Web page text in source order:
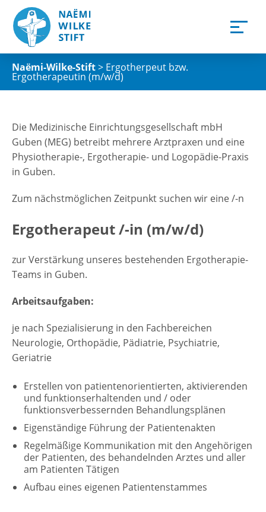
Naëmi-Wilke-Stift> Ergotherpeut bzw.
Ergotherapeutin (m/w/d)
Die Medizinische Einrichtungsgesellschaft mbH
Guben (MEG) betreibt mehrere Arztpraxen und eine
Physiotherapie-, Ergotherapie- und Logopädie-Praxis
in Guben.
Zum nächstmöglichen Zeitpunkt suchen wir eine /-n
Ergotherapeut /-in (m/w/d)
zur Verstärkung unseres bestehenden Ergotherapie-
Teams in Guben.
Arbeitsaufgaben:
je nach Spezialisierung in den Fachbereichen
Neurologie, Orthopädie, Pädiatrie, Psychiatrie,
Geriatrie
Erstellen von patientenorientierten, aktivierenden
und funktionserhaltenden und / oder
funktionsverbessernden Behandlungsplänen
Eigenständige Führung der Patientenakten
Regelmäßige Kommunikation mit den Angehörigen
der Patienten, des behandelnden Arztes und aller
am Patienten Tätigen
Aufbau eines eigenen Patientenstammes